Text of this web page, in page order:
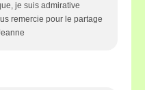
je suis admirative
remercie pour le partage